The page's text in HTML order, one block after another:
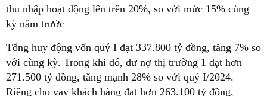
thu nhập hoạt động lên trên 20%, so với mức 15% cùng
kỳ năm trước
Tổng huy động vốn quý I đạt 337.800 tỷ đồng, tăng 7% so
với cùng kỳ. Trong khi đó, dư nợ thị trường 1 đạt hơn
271.500 tỷ đồng, tăng mạnh 28% so với quý I/2024.
Riêng cho vay khách hàng đạt hơn 263.100 tỷ đồng,